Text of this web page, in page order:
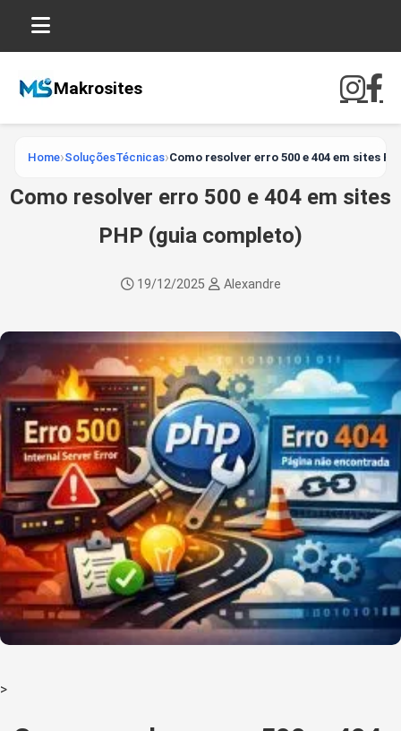
Makrosites
Home SoluçõesTécnicas Como resolver erro 500 e 404 em sites
Como resolver erro 500 e 404 em sites
PHP (guia completo)
19/12/2025 Alexandre
>